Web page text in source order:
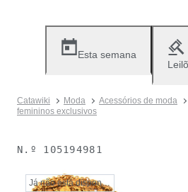
Esta semana
Catawiki Moda Acessórios de moda
femininos exclusivos
N.º 105194981
Já não está disponível